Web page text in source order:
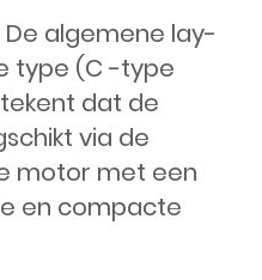
algemene lay-
type (C -type
dat de
via de
motor met een
en compacte